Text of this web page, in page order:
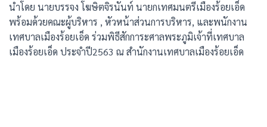
นำโดย นายบรรจง โฆษิตจิรนันท์ นายกเทศมนตรีเมืองร้อยเอ็ด
พร้อมด้วยคณะผู้บริหาร , หัวหน้าส่วนการบริหาร, และพนักงาน
เทศบาลเมืองร้อยเอ็ด ร่วมพิธีสักการะศาลพระภูมิเจ้าที่เทศบาล
เมืองร้อยเอ็ด ประจำปี2563 ณ สำนักงานเทศบาลเมืองร้อยเอ็ด